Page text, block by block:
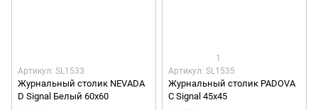
Артикул: SL1533
Журнальный столик NEVADA
D Signal Белый 60x60
1
Артикул: SL1535
Журнальный столик PADOVA
C Signal 45x45